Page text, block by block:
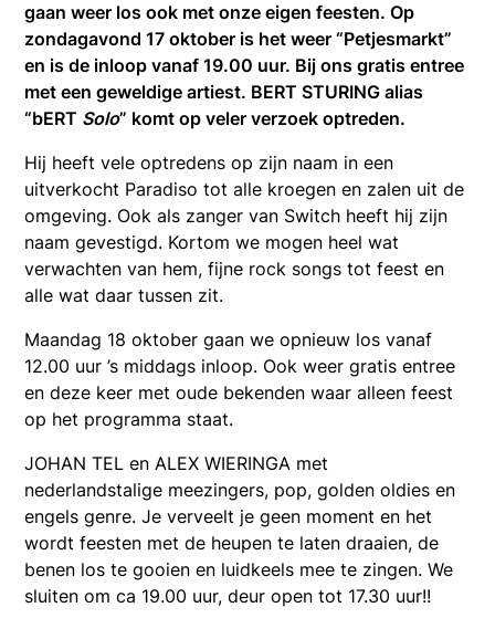
gaan weer los ook met onze eigen feesten. Op
zondagavond 17 oktober is het weer “Petjesmarkt”
en is de inloop vanaf 19.00 uur. Bij ons gratis entree
met een geweldige artiest. BERT STURING alias
“bERT Solo” komt op veler verzoek optreden.
Hij heeft vele optredens op zijn naam in een
uitverkocht Paradiso tot alle kroegen en zalen uit de
omgeving. Ook als zanger van Switch heeft hij zijn
naam gevestigd. Kortom we mogen heel wat
verwachten van hem, fijne rock songs tot feest en
alle wat daar tussen zit.
Maandag 18 oktober gaan we opnieuw los vanaf
12.00 uur ’s middags inloop. Ook weer gratis entree
en deze keer met oude bekenden waar alleen feest
op het programma staat.
JOHAN TEL en ALEX WIERINGA met
nederlandstalige meezingers, pop, golden oldies en
engels genre. Je verveelt je geen moment en het
wordt feesten met de heupen te laten draaien, de
benen los te gooien en luidkeels mee te zingen. We
sluiten om ca 19.00 uur, deur open tot 17.30 uur!!